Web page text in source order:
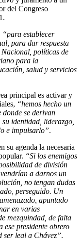
del Congreso
“para establecer
para dar respuesta
Nacional, políticas de
para la
salud y servicios
principal es activar y
“hemos hecho un
donde se derivan
identidad, liderazgo,
e impulsarlo”.
su agenda la necesaria
“Si los enemigos
de división
a darnos un
no tengan dudas
perseguido. Un
apuntado
en varias
mezquindad, de falta
ese presidente obrero
ser leal a Chávez”.